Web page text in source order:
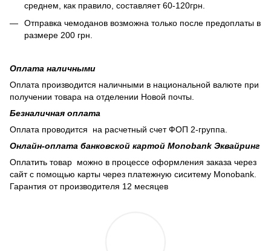
среднем, как правило, составляет 60-120грн.
Отправка чемоданов возможна только после предоплаты в
размере 200 грн.
Оплата наличными
Оплата производится наличными в национальной валюте при
получении товара на отделении Новой почты.
Безналичная оплата
Оплата проводится на расчетный счет ФОП 2-группа.
Онлайн-оплата банковской картой Monobank Эквайринг
Оплатить товар можно в процессе оформления заказа через
сайт с помощью карты через платежную сиситему Monobank.
Гарантия от производителя 12 месяцев